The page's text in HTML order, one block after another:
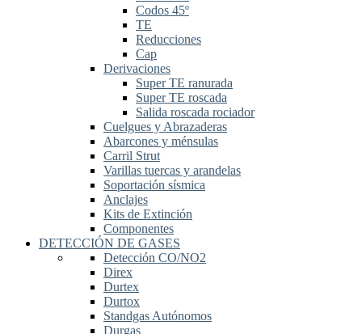
Codos 45º
TE
Reducciones
Cap
Derivaciones
Super TE ranurada
Super TE roscada
Salida roscada rociador
Cuelgues y Abrazaderas
Abarcones y ménsulas
Carril Strut
Varillas tuercas y arandelas
Soportación sísmica
Anclajes
Kits de Extinción
Componentes
DETECCIÓN DE GASES
Detección CO/NO2
Direx
Durtex
Durtox
Standgas Autónomos
Durgas